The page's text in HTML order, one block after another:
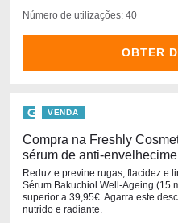
Número de utilizações: 40
OBTER
VENDA
Compra na Freshly
sérum de anti-
Reduz e previne rugas, flacidez e
Sérum Bakuchiol Well-Ageing (15
superior a 39,95€. Agarra este
nutrido e radiante.